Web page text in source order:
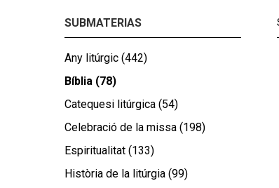
SUBMATERIAS
Any litúrgic (442)
Bíblia (78)
Catequesi litúrgica (54)
Celebració de la missa (198)
Espiritualitat (133)
Història de la litúrgia (99)